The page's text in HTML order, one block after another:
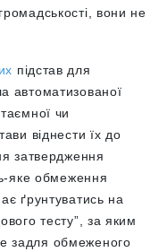
вони не
підстав для
автоматизованої
чи
віднести їх до
затвердження
яке обмеження
ґрунтуватись на
тесту”, за яким
задля обмеженого